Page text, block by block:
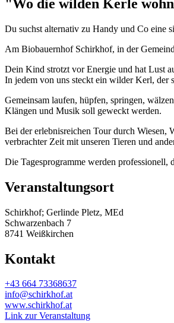
"Wo die wilden Kerle
Du suchst alternativ zu Handy und Co eine
Am Biobauernhof Schirkhof, in der
Dein Kind strotzt vor Energie und hat Lust
In jedem von uns steckt ein wilder Kerl, der
Gemeinsam laufen, hüpfen, springen,
Klängen und Musik soll geweckt werden.
Bei der erlebnisreichen Tour durch Wiesen,
verbrachter Zeit mit unseren Tieren und
Die Tagesprogramme werden professionell,
Veranstaltungsort
Schirkhof; Gerlinde Pletz, MEd
Schwarzenbach 7
8741 Weißkirchen
Kontakt
+43 664 73368637
info@schirkhof.at
www.schirkhof.at
Link zur Veranstaltung